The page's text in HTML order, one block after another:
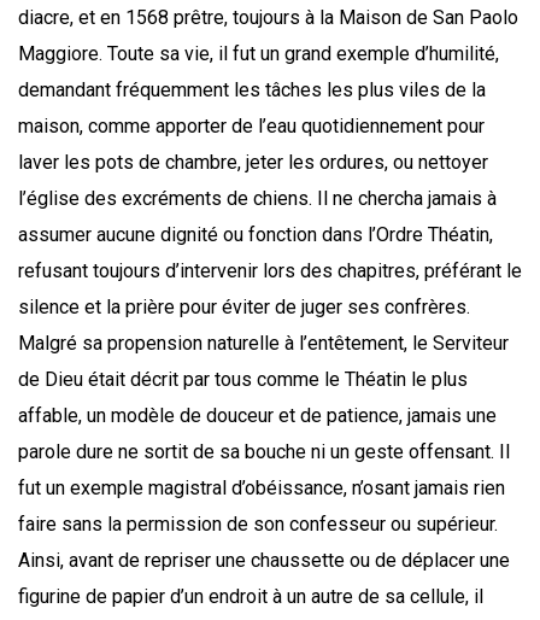
diacre, et en 1568 prêtre, toujours à la Maison de San Paolo
Maggiore. Toute sa vie, il fut un grand exemple d’humilité,
demandant fréquemment les tâches les plus viles de la
maison, comme apporter de l’eau quotidiennement pour
laver les pots de chambre, jeter les ordures, ou nettoyer
l’église des excréments de chiens. Il ne chercha jamais à
assumer aucune dignité ou fonction dans l’Ordre Théatin,
refusant toujours d’intervenir lors des chapitres, préférant le
silence et la prière pour éviter de juger ses confrères.
Malgré sa propension naturelle à l’entêtement, le Serviteur
de Dieu était décrit par tous comme le Théatin le plus
affable, un modèle de douceur et de patience, jamais une
parole dure ne sortit de sa bouche ni un geste offensant. Il
fut un exemple magistral d’obéissance, n’osant jamais rien
faire sans la permission de son confesseur ou supérieur.
Ainsi, avant de repriser une chaussette ou de déplacer une
figurine de papier d’un endroit à un autre de sa cellule, il